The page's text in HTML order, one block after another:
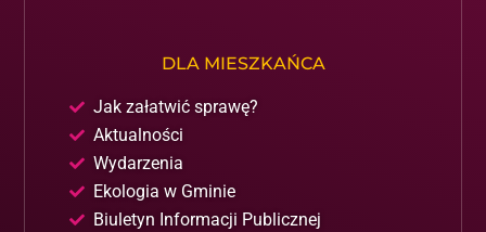
DLA MIESZKAŃCA
Jak załatwić sprawę?
Aktualności
Wydarzenia
Ekologia w Gminie
Biuletyn Informacji Publicznej